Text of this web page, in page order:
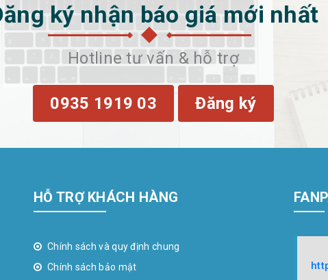
ký nhận báo giá mới nhất
Hotline tư vấn & hỗ trợ
0935 1919 03 Đăng ký
HỖ TRỢ KHÁCH HÀNG
Chính sách và quy định chung
Chính sách bảo mật